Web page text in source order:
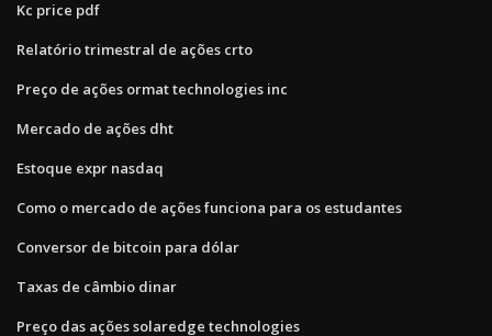
Kc price pdf
Relatório trimestral de ações crto
Preço de ações ormat technologies inc
Mercado de ações dht
Estoque expr nasdaq
Como o mercado de ações funciona para os estudantes
Conversor de bitcoin para dólar
Taxas de câmbio dinar
Preço das ações solaredge technologies